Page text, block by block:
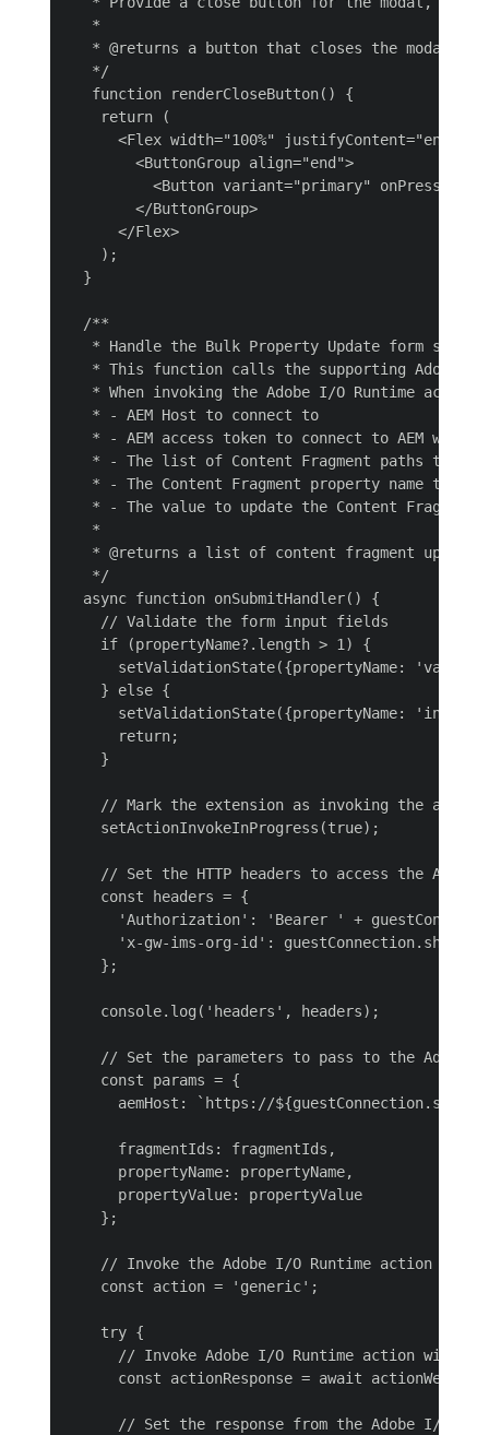
   *
   * @returns a button that closes the modal.
   */
   function renderCloseButton() {
    return (
<Flex width="100%" justifyContent="end"
        <ButtonGroup align="end">
<Button variant="primary" onPress={()
        </ButtonGroup>
      </Flex>
    );
  }
  /**
* Handle the Bulk Property Update form
* This function calls the supporting Adobe
* When invoking the Adobe I/O Runtime
   * - AEM Host to connect to
   * - AEM access token to connect to AEM with
* - The list of Content Fragment paths to
* - The Content Fragment property name to
* - The value to update the Content Fragment
   *
* @returns a list of content fragment update
   */
  async function onSubmitHandler() {
    // Validate the form input fields
    if (propertyName?.length > 1) {
setValidationState({propertyName:
    } else {
setValidationState({propertyName:
      return;
    }
// Mark the extension as invoking the
    setActionInvokeInProgress(true);
// Set the HTTP headers to access the Adobe
    const headers = {
'Authorization': 'Bearer ' +
'x-gw-ims-org-id':
    };
    console.log('headers', headers);
// Set the parameters to pass to the Adobe
    const params = {
aemHost: `https://
      fragmentIds: fragmentIds,
      propertyName: propertyName,
      propertyValue: propertyValue
    };
// Invoke the Adobe I/O Runtime action
    const action = 'generic';
    try {
// Invoke Adobe I/O Runtime action with
const actionResponse = await
// Set the response from the Adobe I/O